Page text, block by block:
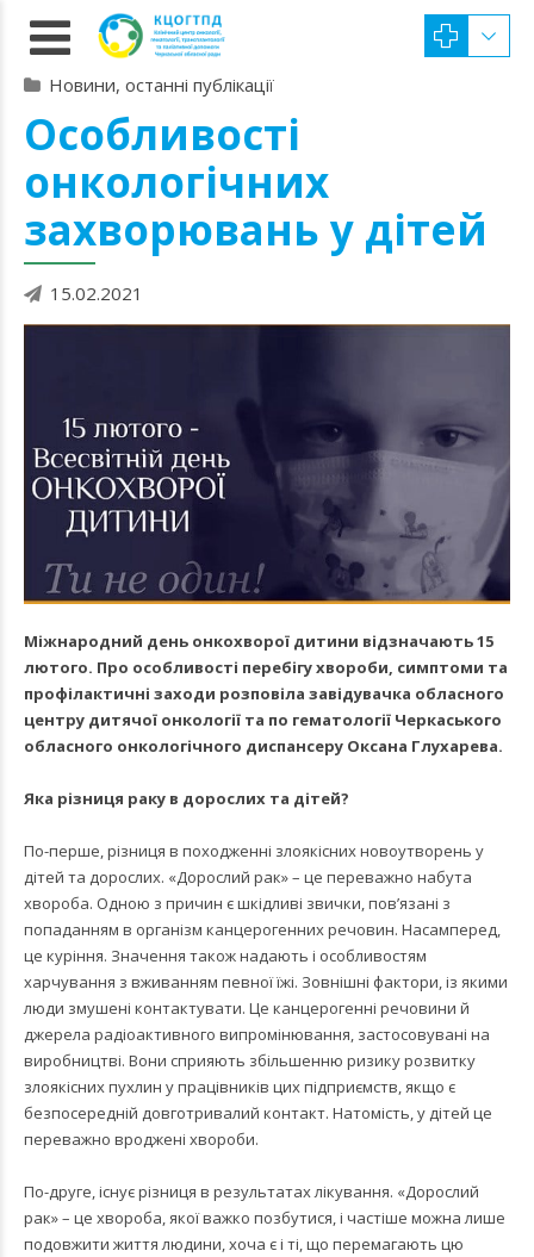
Новини, останні публікації
Особливості
онкологічних
захворювань у дітей
15.02.2021
Міжнародний день онкохворої дитини відзначають 15
лютого. Про особливості перебігу хвороби, симптоми та
профілактичні заходи розповіла завідувачка обласного
центру дитячої онкології та по гематології Черкаського
обласного онкологічного диспансеру Оксана Глухарева.
Яка різниця раку в дорослих та дітей?
По-перше, різниця в походженні злоякісних новоутворень у
дітей та дорослих. «Дорослий рак» – це переважно набута
хвороба. Одною з причин є шкідливі звички, пов’язані з
попаданням в організм канцерогенних речовин. Насамперед,
це куріння. Значення також надають і особливостям
харчування з вживанням певної їжі. Зовнішні фактори, із якими
люди змушені контактувати. Це канцерогенні речовини й
джерела радіоактивного випромінювання, застосовувані на
виробництві. Вони сприяють збільшенню ризику розвитку
злоякісних пухлин у працівників цих підприємств, якщо є
безпосередній довготривалий контакт. Натомість, у дітей це
переважно вроджені хвороби.
По-друге, існує різниця в результатах лікування. «Дорослий
рак» – це хвороба, якої важко позбутися, і частіше можна лише
подовжити життя людини, хоча є і ті, що перемагають цю